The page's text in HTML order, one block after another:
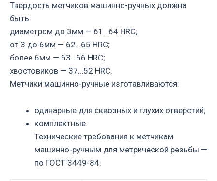
Твердость метчиков машинно-ручных должна
быть:
диаметром до 3мм — 61…64 HRC;
от 3 до 6мм — 62…65 HRC;
более 6мм — 63…66 HRC;
хвостовиков — 37…52 HRC.
Метчики машинно-ручные изготавливаются:
одинарные для сквозных и глухих отверстий;
комплектные.
Технические требования к метчикам
машинно-ручным для метрической резьбы —
по ГОСТ 3449-84.